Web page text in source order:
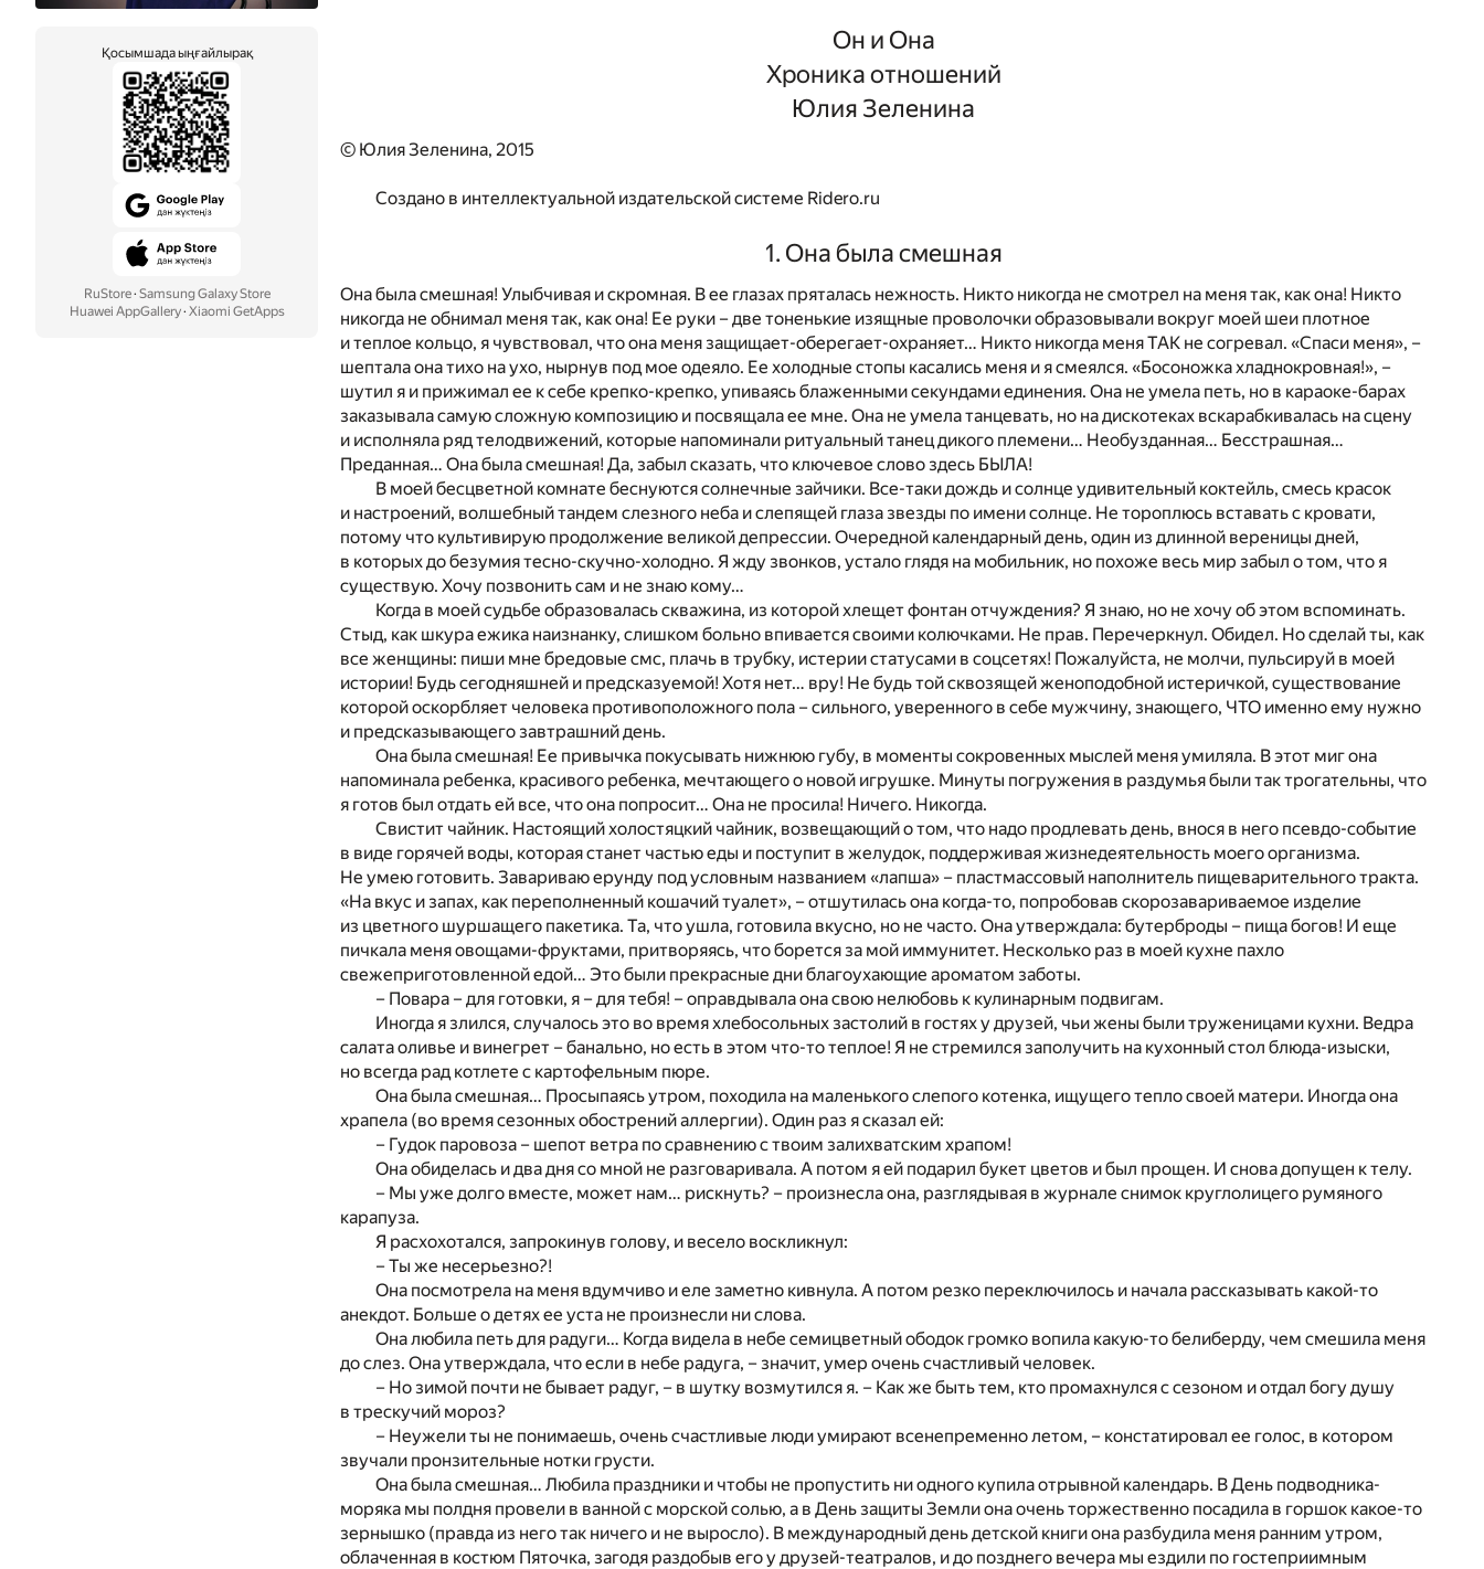
Қосымшада ыңғайлырақ
RuStore· Samsung Galaxy Store
Huawei AppGallery· Xiaomi GetApps
Он и Она
Хроника отношений
Юлия Зеленина
© Юлия Зеленина, 2015
Создано в интеллектуальной издательской системе Ridero.ru
1. Она была смешная
Она была смешная! Улыбчивая и скромная. В ее глазах пряталась нежность. Никто никогда не смотрел на меня так, как она! Никто
никогда не обнимал меня так, как она! Ее руки – две тоненькие изящные проволочки образовывали вокруг моей шеи плотное
и теплое кольцо, я чувствовал, что она меня защищает-оберегает-охраняет… Никто никогда меня ТАК не согревал. «Спаси меня», –
шептала она тихо на ухо, нырнув под мое одеяло. Ее холодные стопы касались меня и я смеялся. «Босоножка хладнокровная!», –
шутил я и прижимал ее к себе крепко-крепко, упиваясь блаженными секундами единения. Она не умела петь, но в караоке-барах
заказывала самую сложную композицию и посвящала ее мне. Она не умела танцевать, но на дискотеках вскарабкивалась на сцену
и исполняла ряд телодвижений, которые напоминали ритуальный танец дикого племени… Необузданная… Бесстрашная…
Преданная… Она была смешная! Да, забыл сказать, что ключевое слово здесь БЫЛА!
В моей бесцветной комнате беснуются солнечные зайчики. Все-таки дождь и солнце удивительный коктейль, смесь красок
и настроений, волшебный тандем слезного неба и слепящей глаза звезды по имени солнце. Не тороплюсь вставать с кровати,
потому что культивирую продолжение великой депрессии. Очередной календарный день, один из длинной вереницы дней,
в которых до безумия тесно-скучно-холодно. Я жду звонков, устало глядя на мобильник, но похоже весь мир забыл о том, что я
существую. Хочу позвонить сам и не знаю кому…
Когда в моей судьбе образовалась скважина, из которой хлещет фонтан отчуждения? Я знаю, но не хочу об этом вспоминать.
Стыд, как шкура ежика наизнанку, слишком больно впивается своими колючками. Не прав. Перечеркнул. Обидел. Но сделай ты, как
все женщины: пиши мне бредовые смс, плачь в трубку, истерии статусами в соцсетях! Пожалуйста, не молчи, пульсируй в моей
истории! Будь сегодняшней и предсказуемой! Хотя нет… вру! Не будь той сквозящей женоподобной истеричкой, существование
которой оскорбляет человека противоположного пола – сильного, уверенного в себе мужчину, знающего, ЧТО именно ему нужно
и предсказывающего завтрашний день.
Она была смешная! Ее привычка покусывать нижнюю губу, в моменты сокровенных мыслей меня умиляла. В этот миг она
напоминала ребенка, красивого ребенка, мечтающего о новой игрушке. Минуты погружения в раздумья были так трогательны, что
я готов был отдать ей все, что она попросит… Она не просила! Ничего. Никогда.
Свистит чайник. Настоящий холостяцкий чайник, возвещающий о том, что надо продлевать день, внося в него псевдо-событие
в виде горячей воды, которая станет частью еды и поступит в желудок, поддерживая жизнедеятельность моего организма.
Не умею готовить. Завариваю ерунду под условным названием «лапша» – пластмассовый наполнитель пищеварительного тракта.
«На вкус и запах, как переполненный кошачий туалет», – отшутилась она когда-то, попробовав скорозавариваемое изделие
из цветного шуршащего пакетика. Та, что ушла, готовила вкусно, но не часто. Она утверждала: бутерброды – пища богов! И еще
пичкала меня овощами-фруктами, притворяясь, что борется за мой иммунитет. Несколько раз в моей кухне пахло
свежеприготовленной едой… Это были прекрасные дни благоухающие ароматом заботы.
– Повара – для готовки, я – для тебя! – оправдывала она свою нелюбовь к кулинарным подвигам.
Иногда я злился, случалось это во время хлебосольных застолий в гостях у друзей, чьи жены были труженицами кухни. Ведра
салата оливье и винегрет – банально, но есть в этом что-то теплое! Я не стремился заполучить на кухонный стол блюда-изыски,
но всегда рад котлете с картофельным пюре.
Она была смешная… Просыпаясь утром, походила на маленького слепого котенка, ищущего тепло своей матери. Иногда она
храпела (во время сезонных обострений аллергии). Один раз я сказал ей:
– Гудок паровоза – шепот ветра по сравнению с твоим залихватским храпом!
Она обиделась и два дня со мной не разговаривала. А потом я ей подарил букет цветов и был прощен. И снова допущен к телу.
– Мы уже долго вместе, может нам… рискнуть? – произнесла она, разглядывая в журнале снимок круглолицего румяного
карапуза.
Я расхохотался, запрокинув голову, и весело воскликнул:
– Ты же несерьезно?!
Она посмотрела на меня вдумчиво и еле заметно кивнула. А потом резко переключилось и начала рассказывать какой-то
анекдот. Больше о детях ее уста не произнесли ни слова.
Она любила петь для радуги… Когда видела в небе семицветный ободок громко вопила какую-то белиберду, чем смешила меня
до слез. Она утверждала, что если в небе радуга, – значит, умер очень счастливый человек.
– Но зимой почти не бывает радуг, – в шутку возмутился я. – Как же быть тем, кто промахнулся с сезоном и отдал богу душу
в трескучий мороз?
– Неужели ты не понимаешь, очень счастливые люди умирают всенепременно летом, – констатировал ее голос, в котором
звучали пронзительные нотки грусти.
Она была смешная… Любила праздники и чтобы не пропустить ни одного купила отрывной календарь. В День подводника-
моряка мы полдня провели в ванной с морской солью, а в День защиты Земли она очень торжественно посадила в горшок какое-то
зернышко (правда из него так ничего и не выросло). В международный день детской книги она разбудила меня ранним утром,
облаченная в костюм Пяточка, загодя раздобыв его у друзей-театралов, и до позднего вечера мы ездили по гостеприимным